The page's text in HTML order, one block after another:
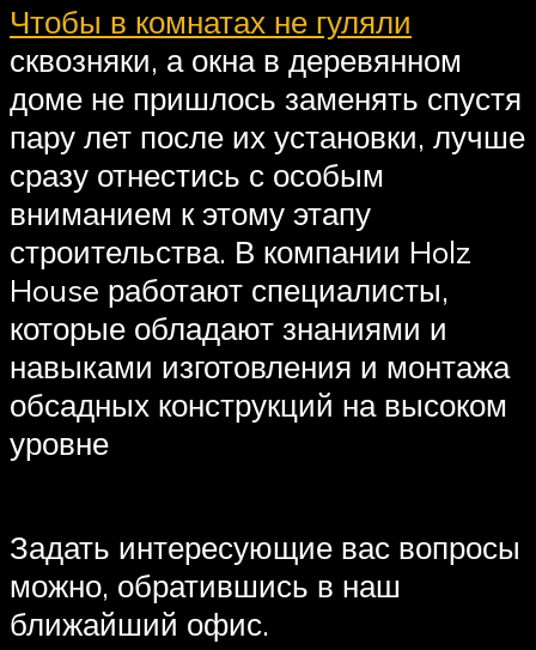
Чтобы в комнатах не гуляли
сквозняки, а окна в деревянном
доме не пришлось заменять спустя
пару лет после их установки, лучше
сразу отнестись с особым
вниманием к этому этапу
строительства. В компании Holz
House работают специалисты,
которые обладают знаниями и
навыками изготовления и монтажа
обсадных конструкций на высоком
уровне
Задать интересующие вас вопросы
можно, обратившись в наш
ближайший офис.